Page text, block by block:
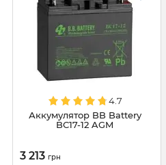
4.7
Аккумулятор BB Battery
BС17-12 AGM
3 213 грн